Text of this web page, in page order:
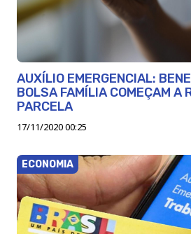
AUXÍLIO EMERGENCIAL:
BOLSA FAMÍLIA COMEÇAM A
PARCELA
17/11/2020 00:25
ECONOMIA